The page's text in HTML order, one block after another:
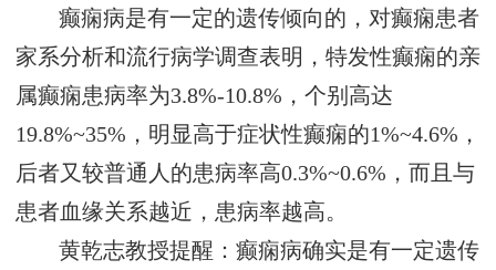
癫痫病是有一定的遗传倾向的，对癫痫患者
家系分析和流行病学调查表明，特发性癫痫的亲
属癫痫患病率为3.8%-10.8%，个别高达
19.8%~35%，明显高于症状性癫痫的1%~4.6%，
后者又较普通人的患病率高0.3%~0.6%，而且与
患者血缘关系越近，患病率越高。
黄乾志教授提醒：癫痫病确实是有一定遗传